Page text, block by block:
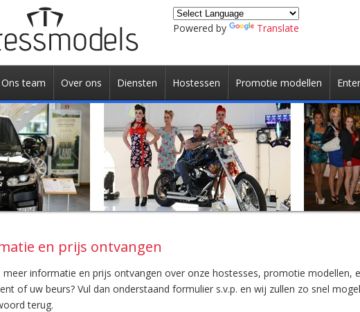
Powered by Translate
Ons team Over ons Diensten Hostessen Promotie modellen
en prijs ontvangen
meer informatie en prijs ontvangen over onze hostesses, promotie
of uw beurs? Vul dan onderstaand formulier s.v.p. en wij zullen zo snel
terug.